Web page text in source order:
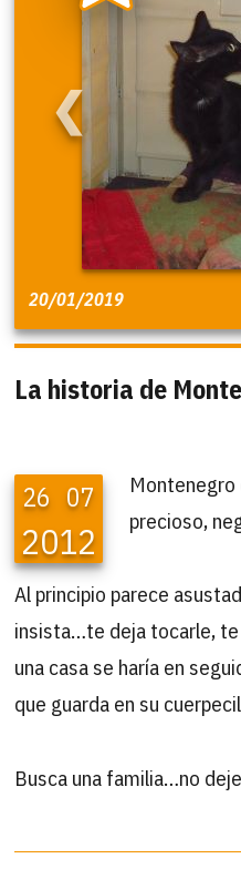
❮
20/01/2019
La historia de
26 07
2012
precioso,
Al principio parece
insista…te deja tocarle,
una casa se haría en
que guarda en su
Busca una familia…no